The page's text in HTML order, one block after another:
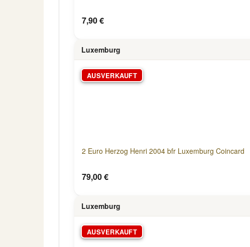
7,90 €
Luxemburg
AUSVERKAUFT
2 Euro Herzog Henri 2004 bfr Luxemburg Coincard
79,00 €
Luxemburg
AUSVERKAUFT